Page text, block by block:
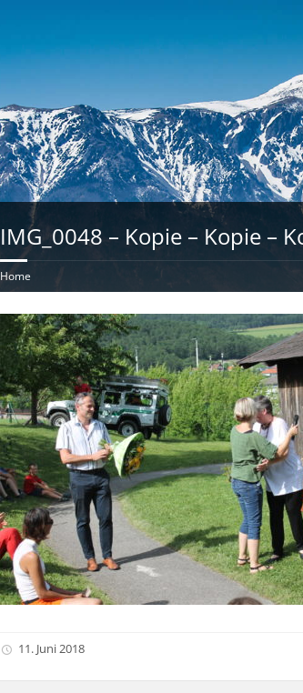
IMG_0048 – Kopie – Kopie –
Home
11. Juni 2018